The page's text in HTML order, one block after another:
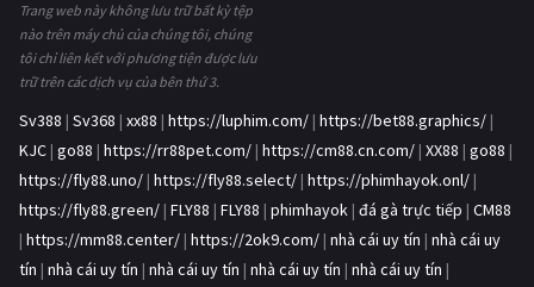
Trang web này không lưu trữ bất kỳ tệp
nào trên máy chủ của chúng tôi, chúng
tôi chỉ liên kết với phương tiện được lưu
trữ trên các dịch vụ của bên thứ 3.
Sv388 | Sv368 | xx88 | https://luphim.com/ | https://bet88.graphics/ |
KJC | go88 | https://rr88pet.com/ | https://cm88.cn.com/ | XX88 | go88 |
https://fly88.uno/ | https://fly88.select/ | https://phimhayok.onl/ |
https://fly88.green/ | FLY88 | FLY88 | phimhayok | đá gà trực tiếp | CM88
| https://mm88.center/ | https://2ok9.com/ | nhà cái uy tín | nhà cái uy
tín | nhà cái uy tín | nhà cái uy tín | nhà cái uy tín | nhà cái uy tín |